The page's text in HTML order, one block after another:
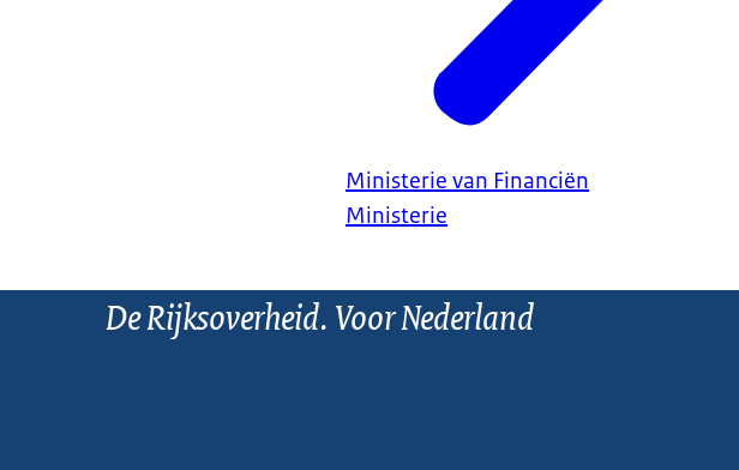
Ministerie van Financiën
Ministerie
De Rijksoverheid. Voor Nederland